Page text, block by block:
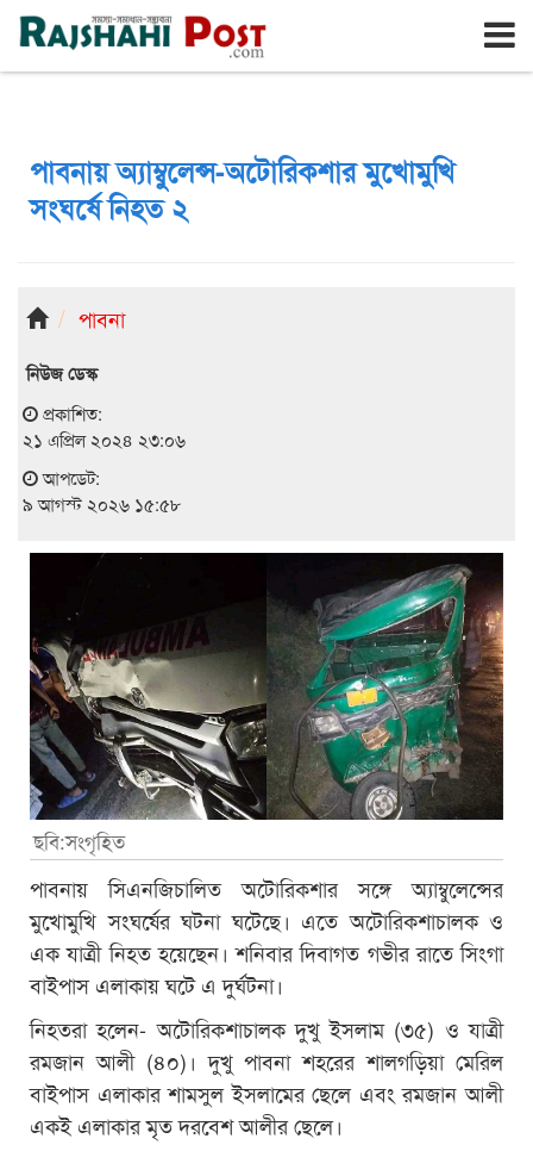
রাজশাহী রবিবার, ৯ই আগস্ট ২০২৬, ২৬শে শ্রাবণ ১৪৩৩
পাবনায় অ্যাম্বুলেন্স-অটোরিকশার মুখোমুখি
সংঘর্ষে নিহত ২
পাবনা
নিউজ ডেস্ক
প্রকাশিত:
২১ এপ্রিল ২০২৪ ২৩:০৬
আপডেট:
৯ আগস্ট ২০২৬ ১৫:৫৮
ছবি:সংগৃহিত
পাবনায় সিএনজিচালিত অটোরিকশার সঙ্গে অ্যাম্বুলেন্সের
মুখোমুখি সংঘর্ষের ঘটনা ঘটেছে। এতে অটোরিকশাচালক ও
এক যাত্রী নিহত হয়েছেন। শনিবার দিবাগত গভীর রাতে সিংগা
বাইপাস এলাকায় ঘটে এ দুর্ঘটনা।
নিহতরা হলেন- অটোরিকশাচালক দুখু ইসলাম (৩৫) ও যাত্রী
রমজান আলী (৪০)। দুখু পাবনা শহরের শালগড়িয়া মেরিল
বাইপাস এলাকার শামসুল ইসলামের ছেলে এবং রমজান আলী
একই এলাকার মৃত দরবেশ আলীর ছেলে।